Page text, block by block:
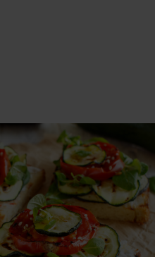
Snijd de courgettes schuin in
dik. Halveer de
hak de knoflook. 2. Verhit een